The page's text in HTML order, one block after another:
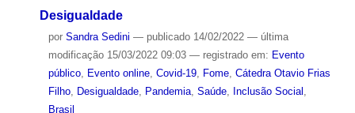
Desigualdade
por Sandra Sedini — publicado14/02/2022 — última
modificação15/03/2022 09:03 — registrado em: Evento
público, Evento online, Covid-19, Fome, Cátedra Otavio Frias
Filho, Desigualdade, Pandemia, Saúde, Inclusão Social ,
Brasil